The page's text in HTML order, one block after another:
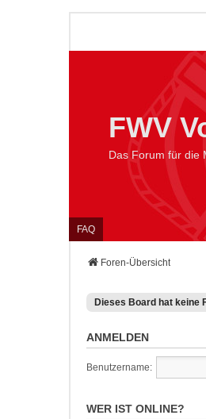
FAQ
FWV
Das Forum für die
Foren-Übersicht
Dieses Board hat keine
ANMELDEN
Benutzername:
WER IST ONLINE?